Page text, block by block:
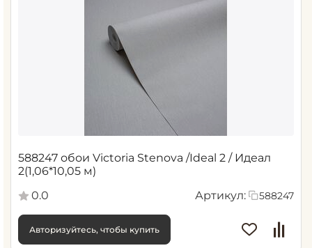
588247 обои Victoria Stenova /Ideal 2 / Идеал
2(1,06*10,05 м)
0.0
Артикул: 588247
Авторизуйтесь, чтобы купить